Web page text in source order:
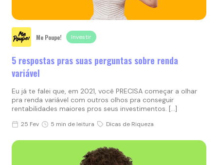
Me Poupe! Investir
5 respostas pras suas perguntas sobre renda
variável
Eu já te falei que, em 2021, você PRECISA começar a olhar
pra renda variável com outros olhos pra conseguir
rentabilidades maiores pros seus investimentos. […]
25 Fev 5 min de leitura Dicas de Riqueza